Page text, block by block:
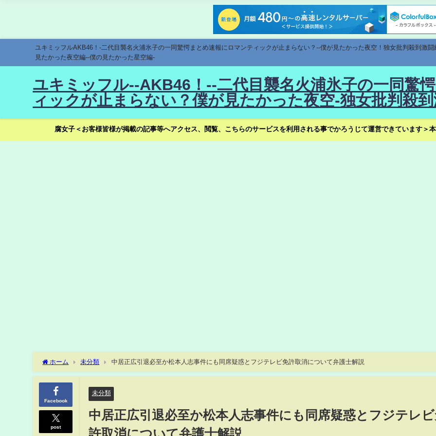
ユキミッフルAKB46！-二代目襲名火浦氷子の一同驚愕まとめ速報にロマンティックが止まらない？--僕が見たかった夜空！独女批判殺到激
見たかった夜空編--僕の見たかった星空編-
ユキミッフル--AKB46！--二代目襲名火浦氷子の一同驚
ィックが止まらない？僕が見たかった夜空-独女批判殺
腐女子＜お客様皆様が掲載の記事等へアクセス、閲覧、こちらのサービスを利用される事でかろうじて運営できています＞
ホーム 未分類 中居正広引退必至か松本人志事件にも同席疑惑とフジテレビ免許取消について弁護士解説
Facebook
post
未分類
中居正広引退必至か松本人志事件にも同席疑惑とフジテレ
許取消について弁護士解説